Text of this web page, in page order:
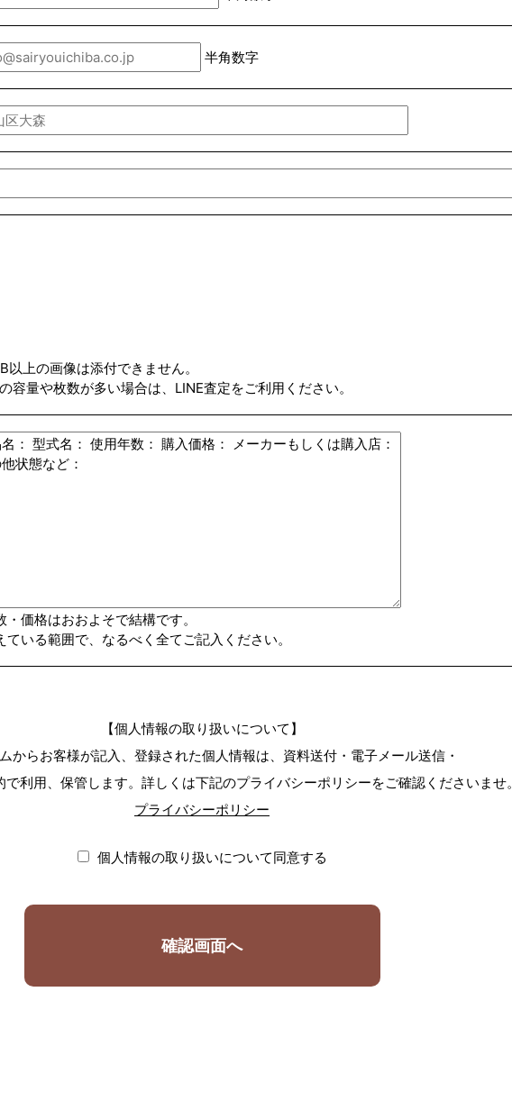
半角数字
以上の画像は添付できません。
容量や枚数が多い場合は、LINE査定をご利用ください。
・価格はおおよそで結構です。
ている範囲で、なるべく全てご記入ください。
【個人情報の取り扱いについて】
からお客様が記入、登録された個人情報は、資料送付・電子メール送信・
利用、保管します。詳しくは下記のプライバシーポリシーをご確認くださいませ。
プライバシーポリシー
個人情報の取り扱いについて同意する